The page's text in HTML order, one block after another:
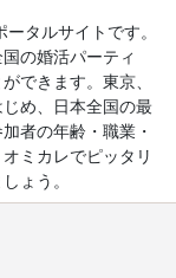
タルサイトです。
の婚活パーティ
できます。東京、
め、日本全国の最
者の年齢・職業・
ミカレでピッタリ
ょう。